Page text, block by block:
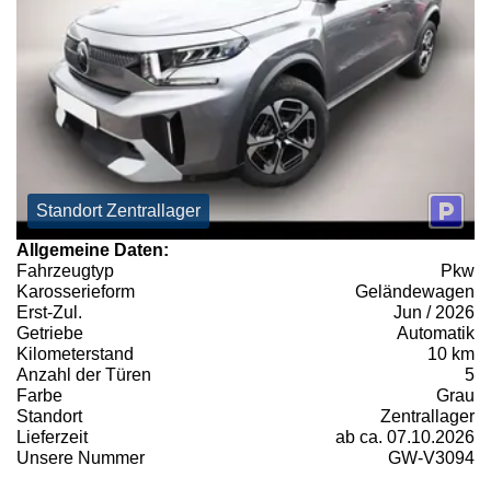
Standort Zentrallager
Allgemeine Daten:
Fahrzeugtyp
Pkw
Karosserieform
Geländewagen
Erst-Zul.
Jun / 2026
Getriebe
Automatik
Kilometerstand
10 km
Anzahl der Türen
5
Farbe
Grau
Standort
Zentrallager
Lieferzeit
ab ca. 07.10.2026
Unsere Nummer
GW-V3094